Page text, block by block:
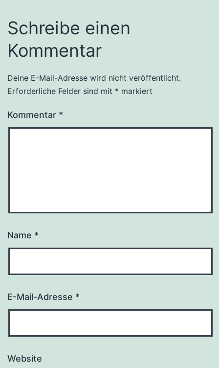
Schreibe einen
Kommentar
Deine E-Mail-Adresse wird nicht veröffentlicht.
Erforderliche Felder sind mit * markiert
Kommentar *
Name *
E-Mail-Adresse *
Website